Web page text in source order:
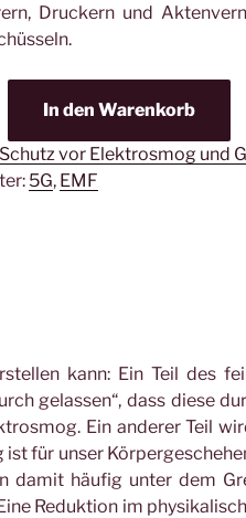
Druckern und
In den Warenkorb
Schutz vor Elektrosmog und
5G, EMF
kann: Ein Teil des
gelassen“, dass diese
Ein anderer Teil
für unser
damit häufig unter dem
Reduktion im